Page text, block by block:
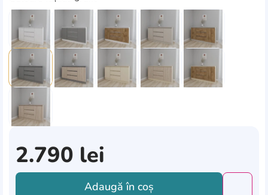
2.790 lei
Adaugă în coș